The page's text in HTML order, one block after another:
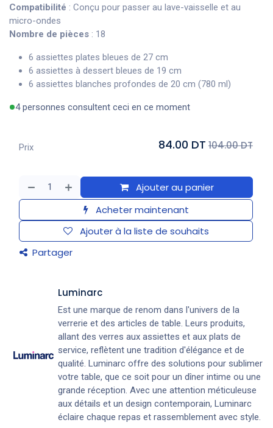
Compatibilité : Conçu pour passer au lave-vaisselle et au
micro-ondes
Nombre de pièces : 18
6 assiettes plates bleues de 27 cm
6 assiettes à dessert bleues de 19 cm
6 assiettes blanches profondes de 20 cm (780 ml)
4 personnes consultent ceci en ce moment
Ajouter au panier
Acheter maintenant
Ajouter à la liste de souhaits
Partager
Prix 84.00 DT 104.00 DT
Luminarc
Est une marque de renom dans l'univers de la
verrerie et des articles de table. Leurs produits,
allant des verres aux assiettes et aux plats de
service, reflètent une tradition d'élégance et de
qualité. Luminarc offre des solutions pour sublimer
votre table, que ce soit pour un dîner intime ou une
grande réception. Avec une attention méticuleuse
aux détails et un design contemporain, Luminarc
éclaire chaque repas et rassemblement avec style.